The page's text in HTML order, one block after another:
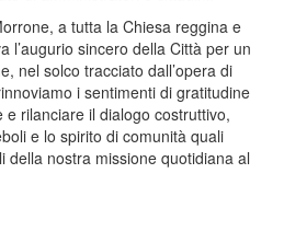
a tutta la Chiesa reggina e
l’augurio sincero della Città per un
nel solco tracciato dall’opera di
i sentimenti di gratitudine
rilanciare il dialogo costruttivo,
e lo spirito di comunità quali
della nostra missione quotidiana al